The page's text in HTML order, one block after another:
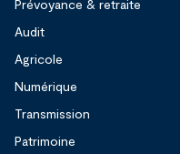
Prévoyance & retraite
Audit
Agricole
Numérique
Transmission
Patrimoine